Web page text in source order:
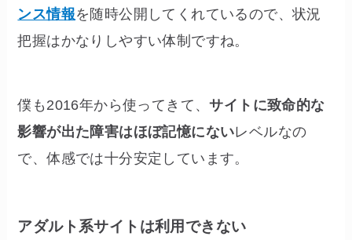
ンス情報を随時公開してくれているので、状況
把握はかなりしやすい体制ですね。
僕も2016年から使ってきて、サイトに致命的な
影響が出た障害はほぼ記憶にないレベルなの
で、体感では十分安定しています。
アダルト系サイトは利用できない